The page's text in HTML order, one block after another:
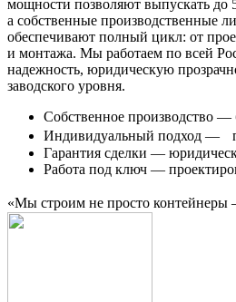
мощности позволяют выпускать до
а собственные производственные
обеспечивают полный цикл: от
и монтажа. Мы работаем по всей
надежность, юридическую
заводского уровня.
Собственное производство —
Индивидуальный подход —
Гарантия сделки —
Работа под ключ —
«Мы строим не просто